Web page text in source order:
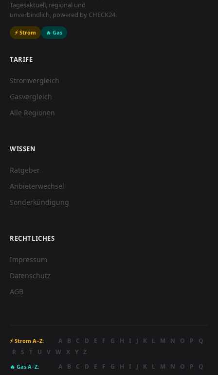
Tagesaktuell, regional und
unverbindlich, powered by CHECK24.
⚡ Strom 🔥 Gas
TARIFE
Stromvergleich
Gasvergleich
Alle Regionen
WISSEN
Ratgeber
Anbieterwechsel
Sonderkündigung
RECHTLICHES
Impressum
Datenschutz
AGB
⚡ Strom A–Z: A B C D E F G H I J K L M N O P
Q
R
S T U V W X Y Z
🔥 Gas A–Z: A B C D E F G H I J K L M N O P
Q